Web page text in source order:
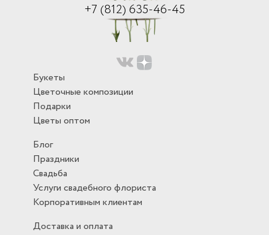
+7 (812) 635-46-45
Букеты
Цветочные композиции
Подарки
Цветы оптом
Блог
Праздники
Свадьба
Услуги свадебного флориста
Корпоративным клиентам
Доставка и оплата